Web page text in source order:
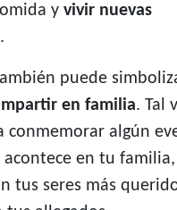
y vivir nuevas
.
puede
en familia. Tal
conmemorar algún
acontece en tu
tus seres más